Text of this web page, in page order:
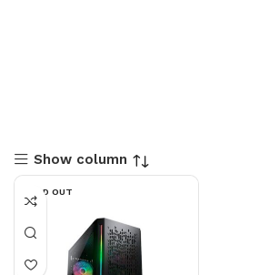
Show column
SOLD OUT